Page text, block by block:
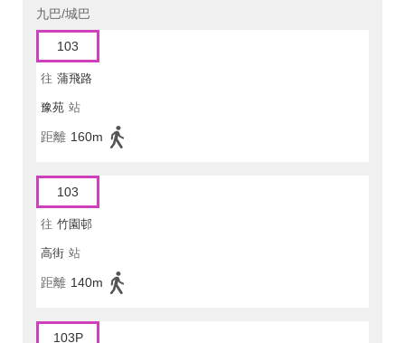
九巴/城巴
103
往 蒲飛路
豫苑 站
距離 160m
103
往 竹園邨
高街 站
距離 140m
103P